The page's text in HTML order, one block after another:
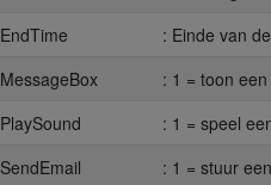
EndTime
: Einde van
MessageBox
: 1 = toon
PlaySound
: 1 = speel
SendEmail
: 1 = stuur